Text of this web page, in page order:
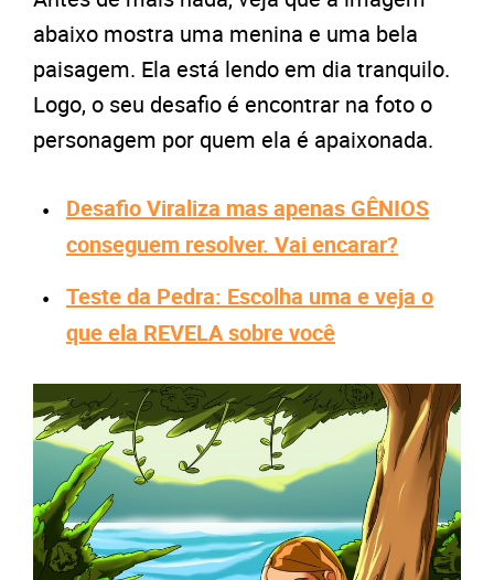
abaixo mostra uma menina e uma bela
paisagem. Ela está lendo em dia tranquilo.
Logo, o seu desafio é encontrar na foto o
personagem por quem ela é apaixonada.
Desafio Viraliza mas apenas GÊNIOS
conseguem resolver. Vai encarar?
Teste da Pedra: Escolha uma e veja o
que ela REVELA sobre você